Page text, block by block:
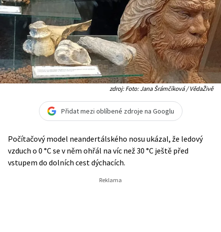
zdroj: Foto: Jana Šrámčíková / VědaŽivě
Přidat mezi oblíbené zdroje na Googlu
Počítačový model neandertálského nosu ukázal, že ledový
vzduch o 0 °C se v něm ohřál na víc než 30 °C ještě před
vstupem do dolních cest dýchacích.